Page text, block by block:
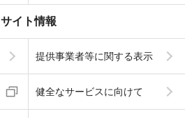
サイト情報
提供事業者等に関する表示
健全なサービスに向けて